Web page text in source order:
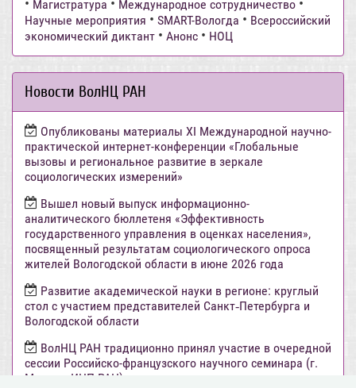
• Магистратура • Международное сотрудничество •
Научные мероприятия • SMART-Вологда • Всероссийский
экономический диктант • Анонс • НОЦ
Новости ВолНЦ РАН
Опубликованы материалы XI Международной научно-
практической интернет-конференции «Глобальные
вызовы и региональное развитие в зеркале
социологических измерений»
Вышел новый выпуск информационно-
аналитического бюллетеня «Эффективность
государственного управления в оценках населения»,
посвященный результатам социологического опроса
жителей Вологодской области в июне 2026 года
Развитие академической науки в регионе: круглый
стол с участием представителей Санкт‑Петербурга и
Вологодской области
ВолНЦ РАН традиционно принял участие в очередной
сессии Российско-французского научного семинара (г.
Москва, ИНП РАН)